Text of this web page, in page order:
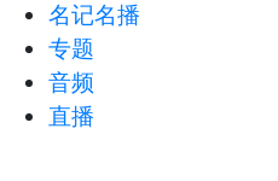
名记名播
专题
音频
直播